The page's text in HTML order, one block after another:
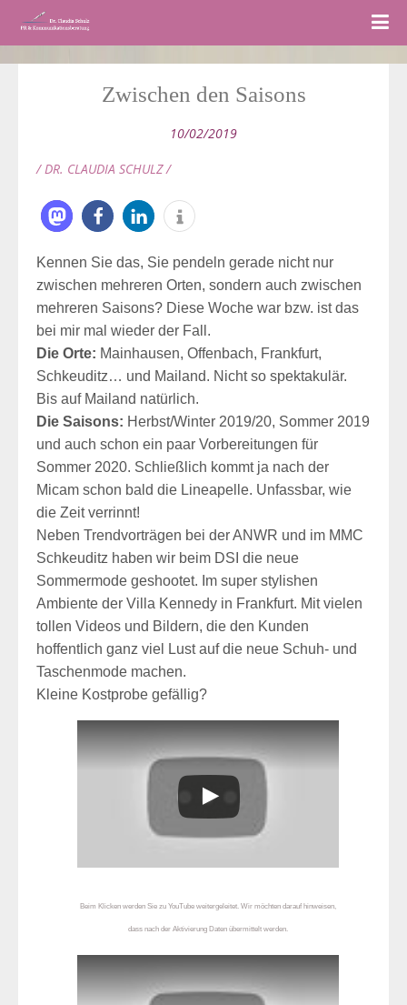
Zwischen den Saisons
10/02/2019
/ DR. CLAUDIA SCHULZ /
Kennen Sie das, Sie pendeln gerade nicht nur
zwischen mehreren Orten, sondern auch zwischen
mehreren Saisons? Diese Woche war bzw. ist das
bei mir mal wieder der Fall.
Die Orte: Mainhausen, Offenbach, Frankfurt,
Schkeuditz… und Mailand. Nicht so spektakulär.
Bis auf Mailand natürlich.
Die Saisons: Herbst/Winter 2019/20, Sommer 2019
und auch schon ein paar Vorbereitungen für
Sommer 2020. Schließlich kommt ja nach der
Micam schon bald die Lineapelle. Unfassbar, wie
die Zeit verrinnt!
Neben Trendvorträgen bei der ANWR und im MMC
Schkeuditz haben wir beim DSI die neue
Sommermode geshootet. Im super stylishen
Ambiente der Villa Kennedy in Frankfurt. Mit vielen
tollen Videos und Bildern, die den Kunden
hoffentlich ganz viel Lust auf die neue Schuh- und
Taschenmode machen.
Kleine Kostprobe gefällig?
Beim Klicken werden Sie zu YouTube weitergeleitet. Wir möchten darauf hinweisen,
dass nach der Aktivierung Daten übermittelt werden.